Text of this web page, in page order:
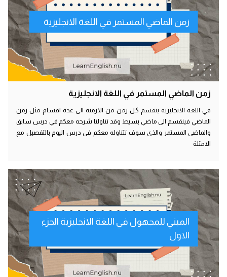
زمن الماضي المستمر في اللغة الانجليزية
زمن الماضي المستمر في اللغة الانجليزية
في اللغة الانجليزية ينقسم كل زمن من الازمنه الى عدة اقسام مثل زمن
الماضي فينقسم الى ماضي بسيط وقد تناولنا شرحه معكم في درس سابق
والماضي المستمر والذي سوف نتناوله معكم في درس اليوم بالتفصيل مع
الامثلة
المبني للمجهول في اللغة الانجليزية الجزء
الاول